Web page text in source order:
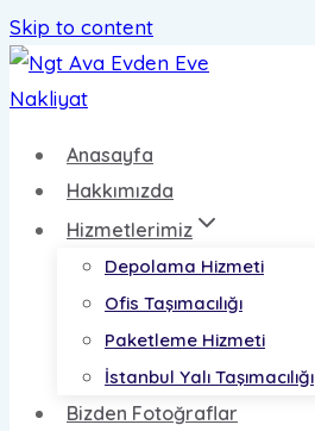
Skip to content
Anasayfa
Hakkımızda
Hizmetlerimiz
Depolama Hizmeti
Ofis Taşımacılığı
Paketleme Hizmeti
İstanbul Yalı Taşımacılığı
Bizden Fotoğraflar